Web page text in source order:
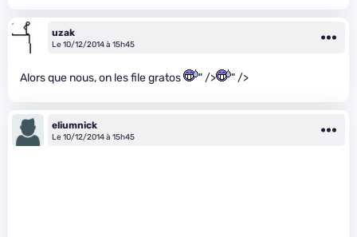
uzak
Le 10/12/2014 à 15h45
Alors que nous, on les file gratos " /> " />
eliumnick
Le 10/12/2014 à 15h45